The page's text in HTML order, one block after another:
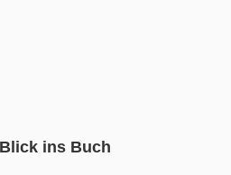
Blick ins Buch